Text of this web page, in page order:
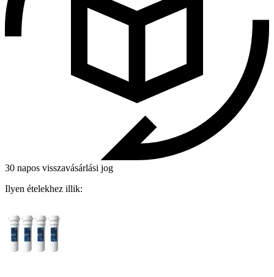
30 napos visszavásárlási jog
Ilyen ételekhez illik: